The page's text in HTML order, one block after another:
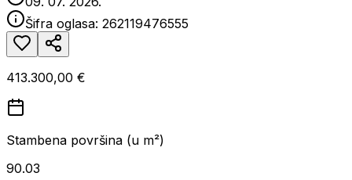
Šifra oglasa: 262119476555
413.300,00 €
Stambena površina (u m²)
90.03